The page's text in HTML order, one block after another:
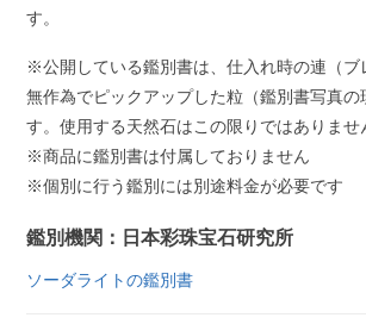
す。
※公開している鑑別書は、仕入れ時の連（ブ
無作為でピックアップした粒（鑑別書写真の
す。使用する天然石はこの限りではありませ
※商品に鑑別書は付属しておりません
※個別に行う鑑別には別途料金が必要です
鑑別機関：日本彩珠宝石研究所
ソーダライトの鑑別書